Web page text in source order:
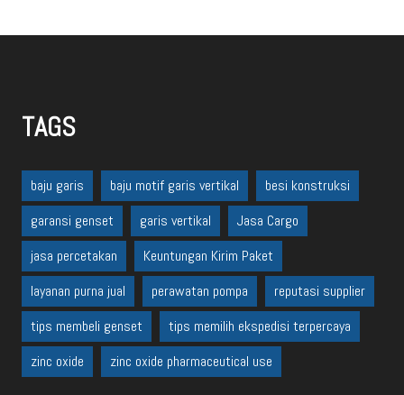
TAGS
baju garis baju motif garis vertikal
besi konstruksi
garansi genset
garis vertikal
Jasa Cargo
jasa percetakan
Keuntungan Kirim Paket
layanan purna jual
perawatan pompa
reputasi supplier
tips membeli genset
tips memilih ekspedisi terpercaya
zinc oxide
zinc oxide pharmaceutical use